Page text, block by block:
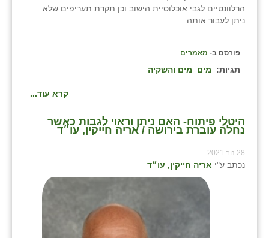
הרלוונטיים לגבי אוכלוסיית הישוב וכן תקרת תעריפים שלא
ניתן לעבור אותה.
פורסם ב- מאמרים
תגיות: מים מים והשקיה
קרא עוד...
היטלי פיתוח- האם ניתן וראוי לגבות כאשר
נחלה עוברת בירושה / אריה חייקין, עו״ד
28 נוב 2021
נכתב ע"י אריה חייקין, עו״ד